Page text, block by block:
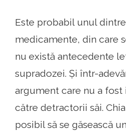
Este probabil unul
medicamente, din care
nu există antecedente
supradozei. Și într-
argument care nu a
către detractorii săi.
posibil să se găsească